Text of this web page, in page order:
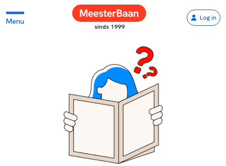
Menu
sinds 1999
Log in